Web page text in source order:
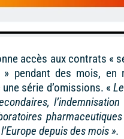
accès aux contrats «
pendant des mois, en
série d’omissions. «
depuis des mois ».